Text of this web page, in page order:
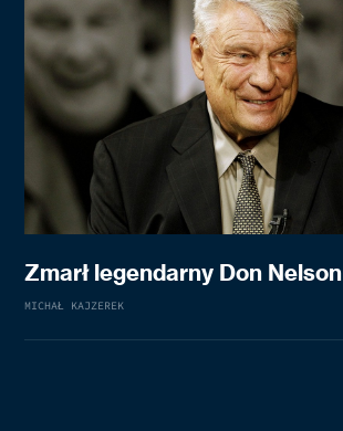
Zmarł legendarny Don Nelson
MICHAŁ KAJZEREK